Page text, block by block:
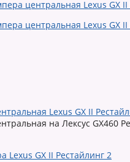
Lexus GX II
на Лексус GX460